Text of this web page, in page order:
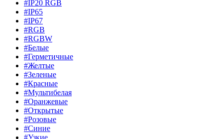
#IP20 RGB
#IP65
#IP67
#RGB
#RGBW
#Белые
#Герметичные
#Желтые
#Зеленые
#Красные
#Мультибелая
#Оранжевые
#Открытые
#Розовые
#Синие